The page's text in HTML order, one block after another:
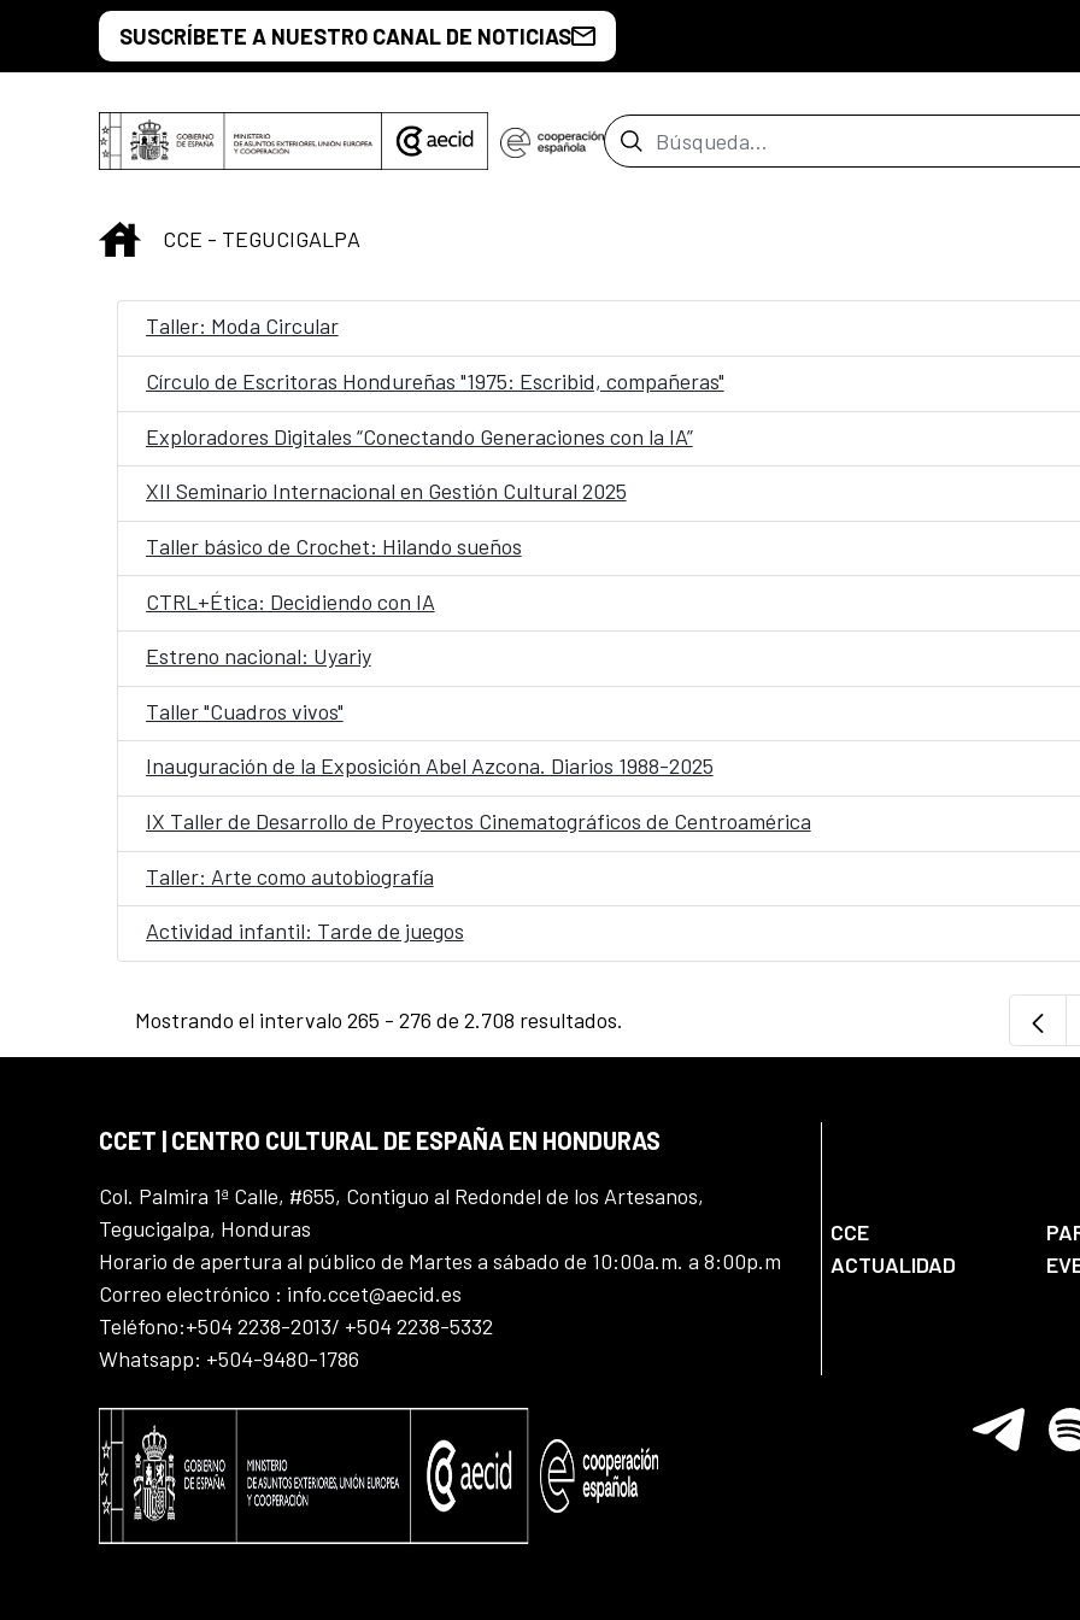
Saltar al contenido principal
SUSCRÍBETE A NUESTRO CANAL DE NOTICIAS
Barra de búsqueda
INICIO
CCE - TEGUCIGALPA
Taller: Moda Circular
Círculo de Escritoras Hondureñas "1975: Escribid, compañeras"
Exploradores Digitales “Conectando Generaciones con la IA”
XII Seminario Internacional en Gestión Cultural 2025
Taller básico de Crochet: Hilando sueños
CTRL+Ética: Decidiendo con IA
Estreno nacional: Uyariy
Taller "Cuadros vivos"
Inauguración de la Exposición Abel Azcona. Diarios 1988-2025
IX Taller de Desarrollo de Proyectos Cinematográficos de Centroamérica
Taller: Arte como autobiografía
Actividad infantil: Tarde de juegos
Mostrando el intervalo 265 - 276 de 2.708 resultados.
CCET | CENTRO CULTURAL DE ESPAÑA EN HONDURAS
Col. Palmira 1ª Calle, #655, Contiguo al Redondel de los Artesanos,
Tegucigalpa, Honduras
Horario de apertura al público de Martes a sábado de 10:00a.m. a 8:00p.m
Correo electrónico : info.ccet@aecid.es
Teléfono:+504 2238-2013/ +504 2238-5332
Whatsapp: +504-9480-1786
CCE
ACTUALIDAD
Telegram